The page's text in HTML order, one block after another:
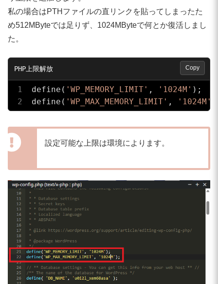
私の場合はPTHファイルの直リンクを貼ってしまったた
め512MByteでは足りず、1024MByteで何とか復活しまし
た。
define( 'WP_MEMORY_LIMIT' , '1024M' );
define( 'WP_MAX_MEMORY_LIMIT' , '1024M'
Copy
設定可能な上限は環境によります。